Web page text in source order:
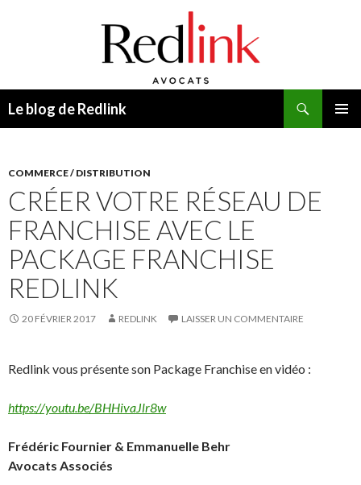
Le blog de Redlink
COMMERCE / DISTRIBUTION
CRÉER VOTRE RÉSEAU DE
FRANCHISE AVEC LE
PACKAGE FRANCHISE
REDLINK
20 FÉVRIER 2017 REDLINK LAISSER UN COMMENTAIRE
Redlink vous présente son Package Franchise en vidéo :
https://youtu.be/BHHivaJlr8w
Frédéric Fournier & Emmanuelle Behr
Avocats Associés